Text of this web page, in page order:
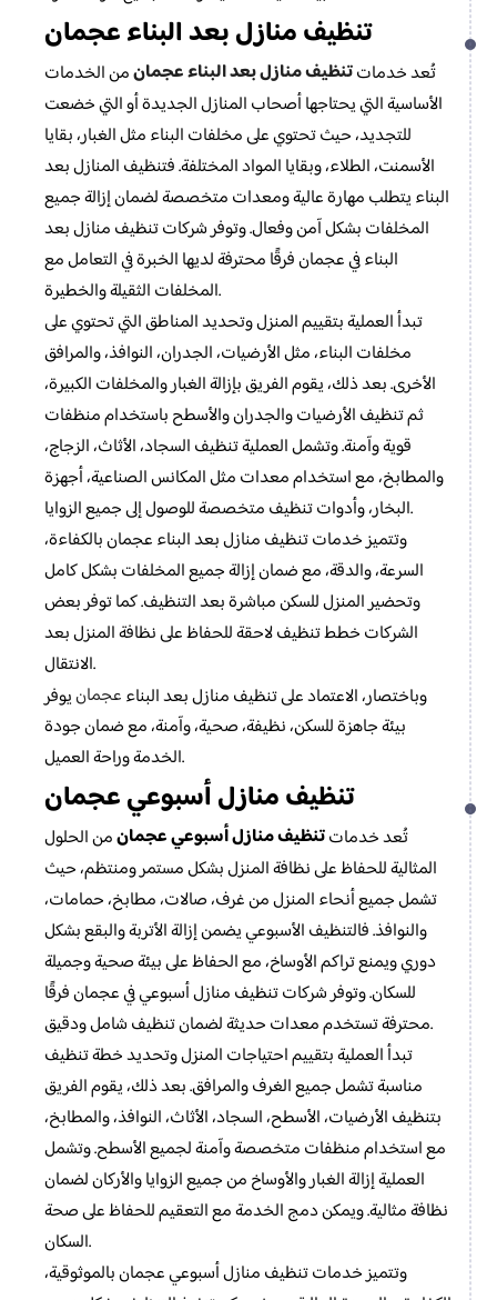
تنظيف منازل بعد البناء عجمان
تُعد خدماتتنظيف منازل بعد البناء عجمانمن الخدمات
الأساسية التي يحتاجها أصحاب المنازل الجديدة أو التي خضعت
للتجديد، حيث تحتوي على مخلفات البناء مثل الغبار، بقايا
الأسمنت، الطلاء، وبقايا المواد المختلفة. فتنظيف المنازل بعد
البناء يتطلب مهارة عالية ومعدات متخصصة لضمان إزالة جميع
المخلفات بشكل آمن وفعال. وتوفر شركات تنظيف منازل بعد
البناء في عجمان فرقًا محترفة لديها الخبرة في التعامل مع
المخلفات الثقيلة والخطيرة.
تبدأ العملية بتقييم المنزل وتحديد المناطق التي تحتوي على
مخلفات البناء، مثل الأرضيات، الجدران، النوافذ، والمرافق
الأخرى. بعد ذلك، يقوم الفريق بإزالة الغبار والمخلفات الكبيرة،
ثم تنظيف الأرضيات والجدران والأسطح باستخدام منظفات
قوية وآمنة. وتشمل العملية تنظيف السجاد، الأثاث، الزجاج،
والمطابخ، مع استخدام معدات مثل المكانس الصناعية، أجهزة
البخار، وأدوات تنظيف متخصصة للوصول إلى جميع الزوايا.
وتتميز خدمات تنظيف منازل بعد البناء عجمان بالكفاءة،
السرعة، والدقة، مع ضمان إزالة جميع المخلفات بشكل كامل
وتحضير المنزل للسكن مباشرة بعد التنظيف. كما توفر بعض
الشركات خطط تنظيف لاحقة للحفاظ على نظافة المنزل بعد
الانتقال.
وباختصار، الاعتماد على تنظيف منازل بعد البناءعجمانيوفر
بيئة جاهزة للسكن، نظيفة، صحية، وآمنة، مع ضمان جودة
الخدمة وراحة العميل.
تنظيف منازل أسبوعي عجمان
تُعد خدماتتنظيف منازل أسبوعي عجمانمن الحلول
المثالية للحفاظ على نظافة المنزل بشكل مستمر ومنتظم، حيث
تشمل جميع أنحاء المنزل من غرف، صالات، مطابخ، حمامات،
والنوافذ. فالتنظيف الأسبوعي يضمن إزالة الأتربة والبقع بشكل
دوري ويمنع تراكم الأوساخ، مع الحفاظ على بيئة صحية وجميلة
للسكان. وتوفر شركات تنظيف منازل أسبوعي في عجمان فرقًا
محترفة تستخدم معدات حديثة لضمان تنظيف شامل ودقيق.
تبدأ العملية بتقييم احتياجات المنزل وتحديد خطة تنظيف
مناسبة تشمل جميع الغرف والمرافق. بعد ذلك، يقوم الفريق
بتنظيف الأرضيات، الأسطح، السجاد، الأثاث، النوافذ، والمطابخ،
مع استخدام منظفات متخصصة وآمنة لجميع الأسطح. وتشمل
العملية إزالة الغبار والأوساخ من جميع الزوايا والأركان لضمان
نظافة مثالية. ويمكن دمج الخدمة مع التعقيم للحفاظ على صحة
السكان.
وتتميز خدمات تنظيف منازل أسبوعي عجمان بالموثوقية،